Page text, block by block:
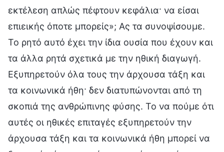
εκτέλεση απλώς πέφτουν κεφάλια· να είσαι
επιεικής όποτε μπορείς»; Ας τα συνοψίσουμε.
Το ρητό αυτό έχει την ίδια ουσία που έχουν και
τα άλλα ρητά σχετικά με την ηθική διαγωγή.
Εξυπηρετούν όλα τους την άρχουσα τάξη και
τα κοινωνικά ήθη· δεν διατυπώνονται από τη
σκοπιά της ανθρώπινης φύσης. Το να πούμε ότι
αυτές οι ηθικές επιταγές εξυπηρετούν την
άρχουσα τάξη και τα κοινωνικά ήθη μπορεί να